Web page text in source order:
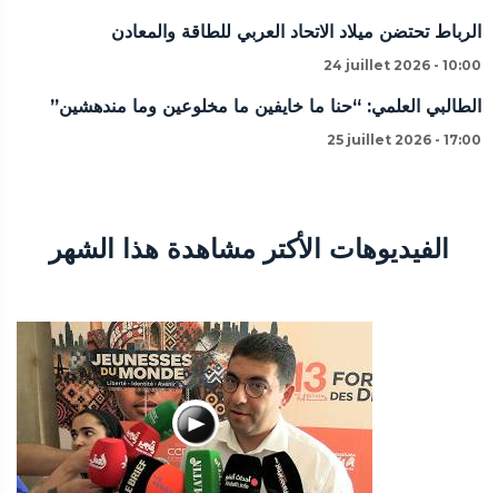
الرباط تحتضن ميلاد الاتحاد العربي للطاقة والمعادن
24 juillet 2026 - 10:00
الطالبي العلمي: “حنا ما خايفين ما مخلوعين وما مندهشين”
25 juillet 2026 - 17:00
الفيديوهات الأكتر مشاهدة هذا الشهر